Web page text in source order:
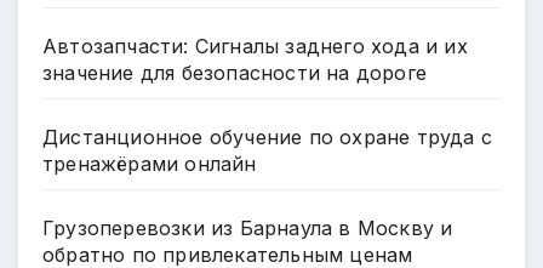
Автозапчасти: Сигналы заднего хода и их
значение для безопасности на дороге
Дистанционное обучение по охране труда с
тренажёрами онлайн
Грузоперевозки из Барнаула в Москву и
обратно по привлекательным ценам